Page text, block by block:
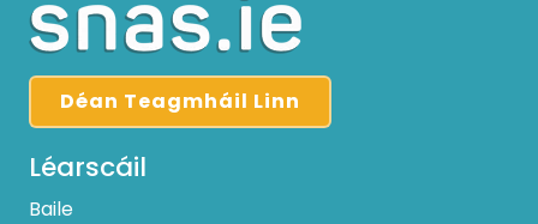
Déan Teagmháil Linn
Léarscáil
Baile